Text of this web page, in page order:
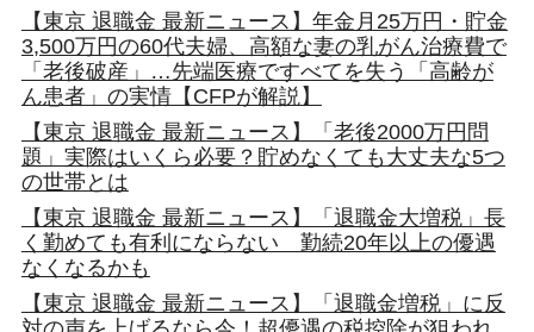
【東京 退職金 最新ニュース】年金月25万円・貯金
3,500万円の60代夫婦、高額な妻の乳がん治療費で
「老後破産」…先端医療ですべてを失う「高齢が
ん患者」の実情【CFPが解説】
【東京 退職金 最新ニュース】「老後2000万円問
題」実際はいくら必要？貯めなくても大丈夫な5つ
の世帯とは
【東京 退職金 最新ニュース】「退職金大増税」長
く勤めても有利にならない 勤続20年以上の優遇
なくなるかも
【東京 退職金 最新ニュース】「退職金増税」に反